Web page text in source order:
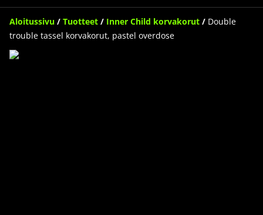
Aloitussivu / Tuotteet / Inner Child korvakorut / Double
trouble tassel korvakorut, pastel overdose